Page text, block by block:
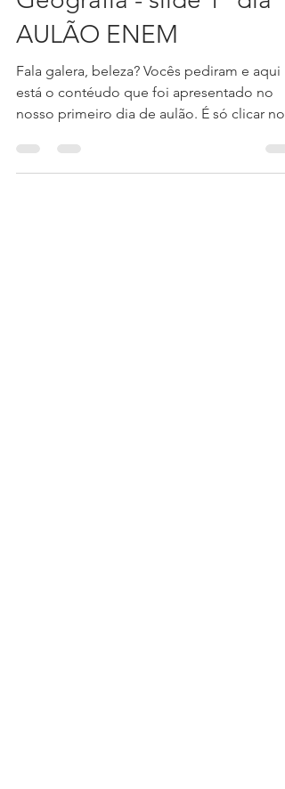
Geografia - slide 1° dia
AULÃO ENEM
Fala galera, beleza? Vocês pediram e aqui
nosso primeiro dia de aulão. É só clicar no
link, baixar...